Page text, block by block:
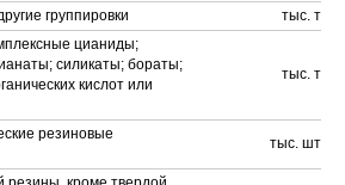
группировки
тыс. т
цианиды;
силикаты; бораты;
кислот или
тыс. т
резиновые
тыс. шт